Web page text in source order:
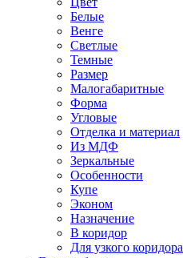
Белые
Венге
Светлые
Темные
Размер
Малогабаритные
Форма
Угловые
Отделка и материал
Из МДФ
Зеркальные
Особенности
Купе
Эконом
Назначение
В коридор
Для узкого коридора